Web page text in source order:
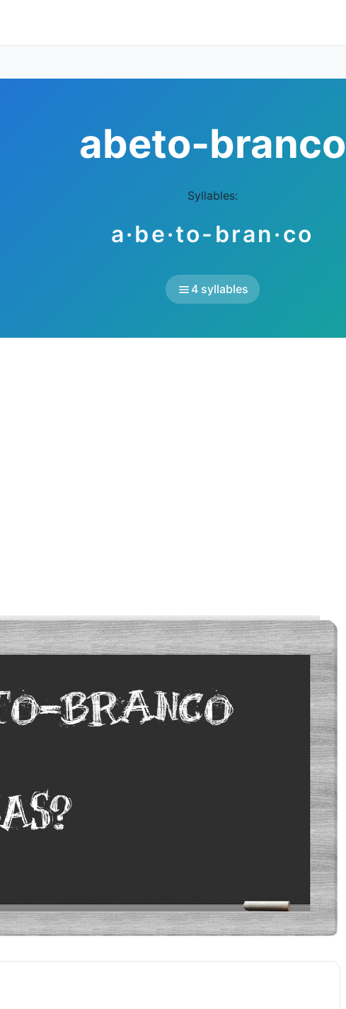
abeto-branco
Syllables:
a·be·to-bran·co
4 syllables